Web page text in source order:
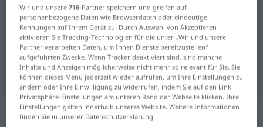
Polnisch-Deutsch Wörterbuch szczerbaty
Polnisch-Deutsch Übersetzung für
"szczerbaty"
"szczerbaty" Deutsch Übersetzung
„szczerbaty“
Wir und unsere716-Partner speichern und greifen auf
personenbezogene Daten wie Browserdaten oder eindeutige
Kennungen auf Ihrem Gerät zu. Durch Auswahl von Akzeptieren
aktivieren Sie Tracking-Technologien für die unter „Wir und unsere
Partner verarbeiten Daten, um Ihnen Dienste bereitzustellen“
aufgeführten Zwecke. Wenn Tracker deaktiviert sind, sind manche
Inhalte und Anzeigen möglicherweise nicht mehr so relevant für Sie. Sie
können dieses Menü jederzeit wieder aufrufen, um Ihre Einstellungen zu
ändern oder Ihre Einwilligung zu widerrufen, indem Sie auf den Link
Privatsphäre-Einstellungen am unteren Rand der Webseite klicken. Ihre
Einstellungen gelten innerhalb unseres Website. Weitere Informationen
finden Sie in unserer Datenschutzerklärung.